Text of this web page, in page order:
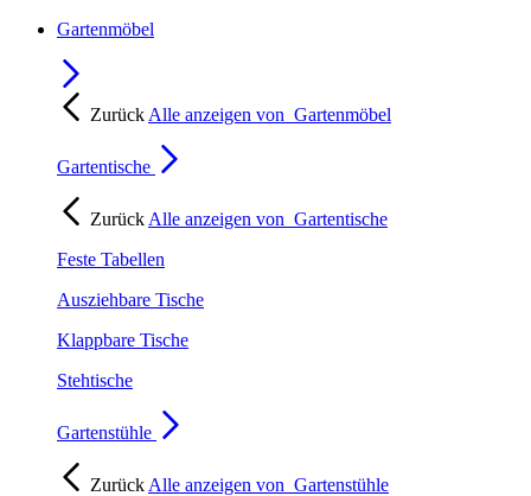
Gartenmöbel
Zurück Alle anzeigen von Gartenmöbel
Gartentische
Zurück Alle anzeigen von Gartentische
Feste Tabellen
Ausziehbare Tische
Klappbare Tische
Stehtische
Gartenstühle
Zurück Alle anzeigen von Gartenstühle